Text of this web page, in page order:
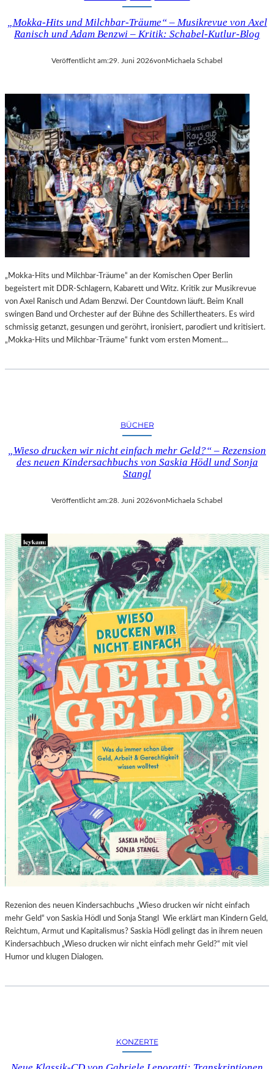
„Mokka-Hits und Milchbar-Träume“ – Musikrevue von Axel
Ranisch und Adam Benzwi – Kritik: Schabel-Kutlur-Blog
Veröffentlicht am:29. Juni 2026vonMichaela Schabel
„Mokka-Hits und Milchbar-Träume“ an der Komischen Oper Berlin
begeistert mit DDR-Schlagern, Kabarett und Witz. Kritik zur Musikrevue
von Axel Ranisch und Adam Benzwi. Der Countdown läuft. Beim Knall
swingen Band und Orchester auf der Bühne des Schillertheaters. Es wird
schmissig getanzt, gesungen und geröhrt, ironisiert, parodiert und kritisiert.
„Mokka-Hits und Milchbar-Träume“ funkt vom ersten Moment…
BÜCHER
„Wieso drucken wir nicht einfach mehr Geld?“ – Rezension
des neuen Kindersachbuchs von Saskia Hödl und Sonja
Stangl
Veröffentlicht am:28. Juni 2026von Michaela Schabel
Rezenion des neuen Kindersachbuchs „Wieso drucken wir nicht einfach
mehr Geld“ von Saskia Hödl und Sonja Stangl Wie erklärt man Kindern Geld,
Reichtum, Armut und Kapitalismus? Saskia Hödl gelingt das in ihrem neuen
Kindersachbuch „Wieso drucken wir nicht einfach mehr Geld?“ mit viel
Humor und klugen Dialogen.
KONZERTE